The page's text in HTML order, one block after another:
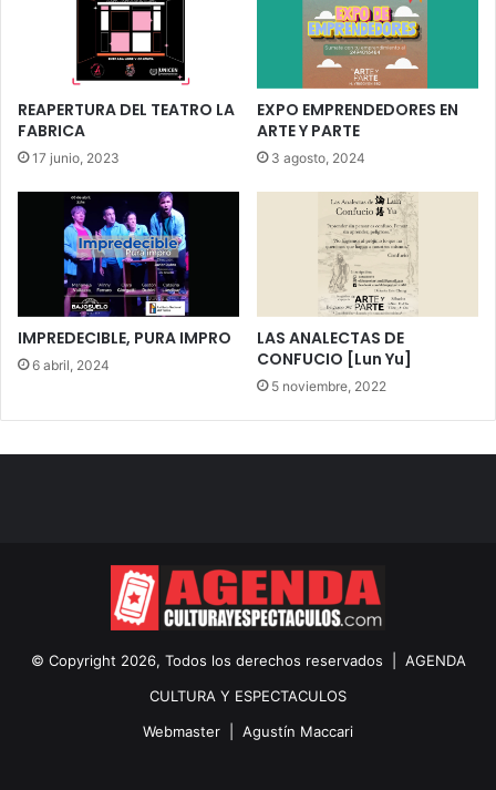
REAPERTURA DEL TEATRO LA
FABRICA
17 junio, 2023
EXPO EMPRENDEDORES EN
ARTE Y PARTE
3 agosto, 2024
IMPREDECIBLE, PURA IMPRO
6 abril, 2024
LAS ANALECTAS DE
CONFUCIO [Lun Yu]
5 noviembre, 2022
© Copyright 2026, Todos los derechos reservados | AGENDA
CULTURA Y ESPECTACULOS
Webmaster | Agustín Maccari